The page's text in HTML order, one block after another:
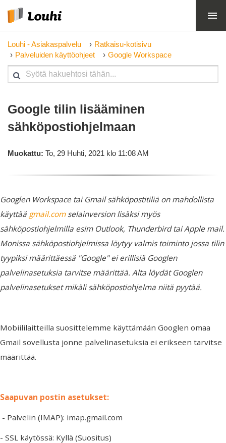
Louhi - Asiakaspalvelu
Ratkaisu-kotisivu
Palveluiden käyttöohjeet
Google Workspace
Google tilin lisääminen
sähköpostiohjelmaan
Muokattu: To, 29 Huhti, 2021 klo 11:08 AM
Googlen Workspace tai Gmail sähköpostitiliä on mahdollista
käyttää gmail.comselainversion lisäksi myös
sähköpostiohjelmilla esim Outlook, Thunderbird tai Apple mail.
Monissa sähköpostiohjelmissa löytyy valmis toiminto jossa tilin
tyypiksi määrittäessä "Google" ei erillisiä Googlen
palvelinasetuksia tarvitse määrittää. Alta löydät Googlen
palvelinasetukset mikäli sähköpostiohjelma niitä pyytää.
Mobiililaitteilla suosittelemme käyttämään Googlen omaa
Gmail sovellusta jonne palvelinasetuksia ei erikseen tarvitse
määrittää.
Saapuvan postin asetukset:
- Palvelin (IMAP): imap.gmail.com
- SSL käytössä: Kyllä (Suositus)